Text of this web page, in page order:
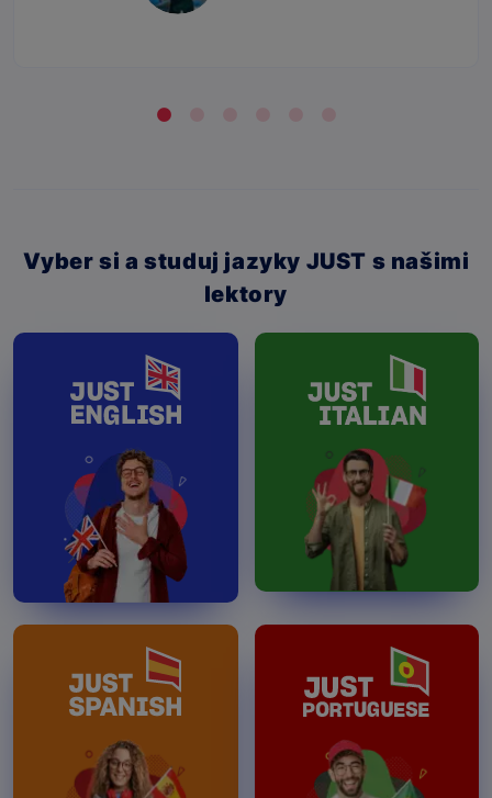
Vyber si a studuj jazyky JUST s našimi
lektory